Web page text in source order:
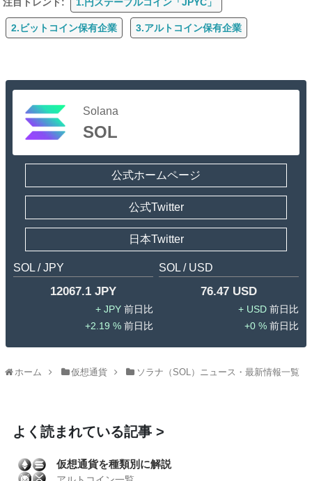
2.ビットコイン保有企業 3.アルトコイン保有企業
Solana
SOL
公式ホームページ
公式Twitter
日本Twitter
SOL / JPY
12067.1 JPY
JPY
2.19 %
SOL / USD
76.47 USD
USD
0 %
ホーム 仮想通貨 ソラナ（SOL）ニュース・最新情報一覧
よく読まれている記事
仮想通貨を種類別に解説